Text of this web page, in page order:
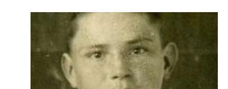
успешную профессиональную карьеру.